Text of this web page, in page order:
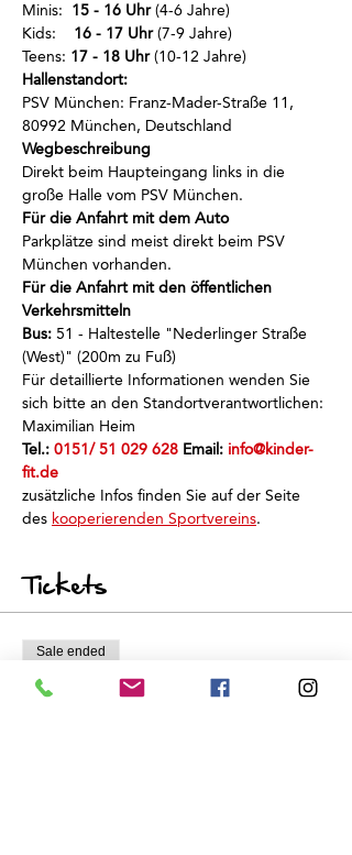
Minis: 15 - 16 Uhr (4-6 Jahre)
Kids: 16 - 17 Uhr (7-9 Jahre)
Teens: 17 - 18 Uhr (10-12 Jahre)
Hallenstandort:
PSV München: Franz-Mader-Straße 11,
80992 München, Deutschland
Wegbeschreibung
Direkt beim Haupteingang links in die
große Halle vom PSV München.
Für die Anfahrt mit dem Auto
Parkplätze sind meist direkt beim PSV
München vorhanden.
Für die Anfahrt mit den öffentlichen
Verkehrsmitteln
Bus: 51 - Haltestelle "Nederlinger Straße
(West)" (200m zu Fuß)
Für detaillierte Informationen wenden Sie
sich bitte an den Standortverantwortlichen:
Maximilian Heim
Tel.: 0151/ 51 029 628 Email: info@kinder-
fit.de
zusätzliche Infos finden Sie auf der Seite
des kooperierenden Sportvereins.
Tickets
Sale ended
Ticket type